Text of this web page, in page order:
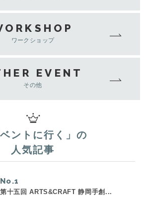
ワークショップ
EVENT
その他
ントに行く
」の
人気記事
No.
第十五回 ARTS&CRAFT 静岡手創...